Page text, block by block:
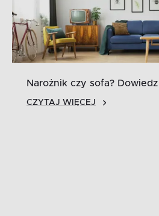
Narożnik czy sofa?
CZYTAJ WIĘCEJ